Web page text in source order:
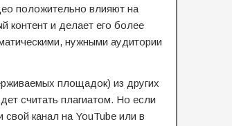
положительно влияют на
контент и делает его более
нужными аудитории
площадок) из других
считать плагиатом. Но если
канал на YouTube или в